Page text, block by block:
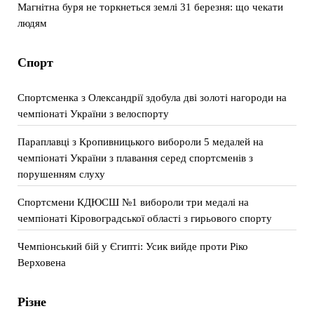
Магнітна буря не торкнеться землі 31 березня: що чекати
людям
Спорт
Спортсменка з Олександрії здобула дві золоті нагороди на
чемпіонаті України з велоспорту
Параплавці з Кропивницького вибороли 5 медалей на
чемпіонаті України з плавання серед спортсменів з
порушенням слуху
Спортсмени КДЮСШ №1 вибороли три медалі на
чемпіонаті Кіровоградської області з гирьового спорту
Чемпіонський бій у Єгипті: Усик вийде проти Ріко
Верховена
Різне